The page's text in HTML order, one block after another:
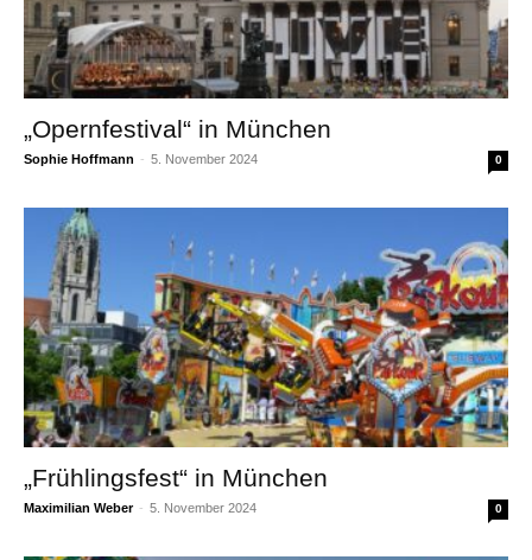
„Opernfestival“ in München
Sophie Hoffmann - 5. November 2024 0
„Frühlingsfest“ in München
Maximilian Weber - 5. November 2024 0